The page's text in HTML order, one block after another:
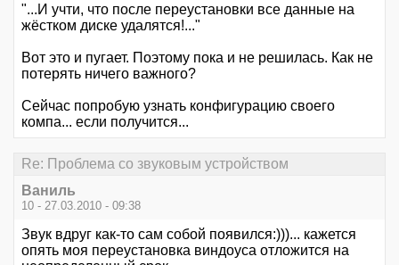
"...И учти, что после переустановки все данные на
жёстком диске удалятся!..."
Вот это и пугает. Поэтому пока и не решилась. Как не
потерять ничего важного?
Сейчас попробую узнать конфигурацию своего
компа... если получится...
Re: Проблема со звуковым устройством
Ваниль
10 - 27.03.2010 - 09:38
Звук вдруг как-то сам собой появился:)))... кажется
опять моя переустановка виндоуса отложится на